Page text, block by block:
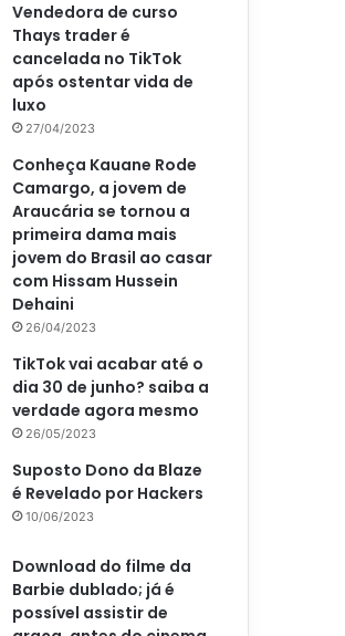
Vendedora de curso
Thays trader é
cancelada no TikTok
após ostentar vida de
luxo
27/04/2023
Conheça Kauane Rode
Camargo, a jovem de
Araucária se tornou a
primeira dama mais
jovem do Brasil ao casar
com Hissam Hussein
Dehaini
26/04/2023
TikTok vai acabar até o
dia 30 de junho? saiba a
verdade agora mesmo
26/05/2023
Suposto Dono da Blaze
é Revelado por Hackers
10/06/2023
Download do filme da
Barbie dublado; já é
possível assistir de